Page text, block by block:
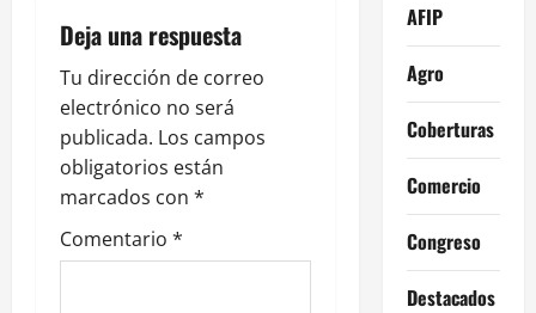
d
e
e
n
t
Deja una respuesta
Tu dirección de correo
electrónico no será
publicada. Los campos
obligatorios están
marcados con *
Comentario *
AFIP
Agro
Coberturas
Comercio
Congreso
Destacados